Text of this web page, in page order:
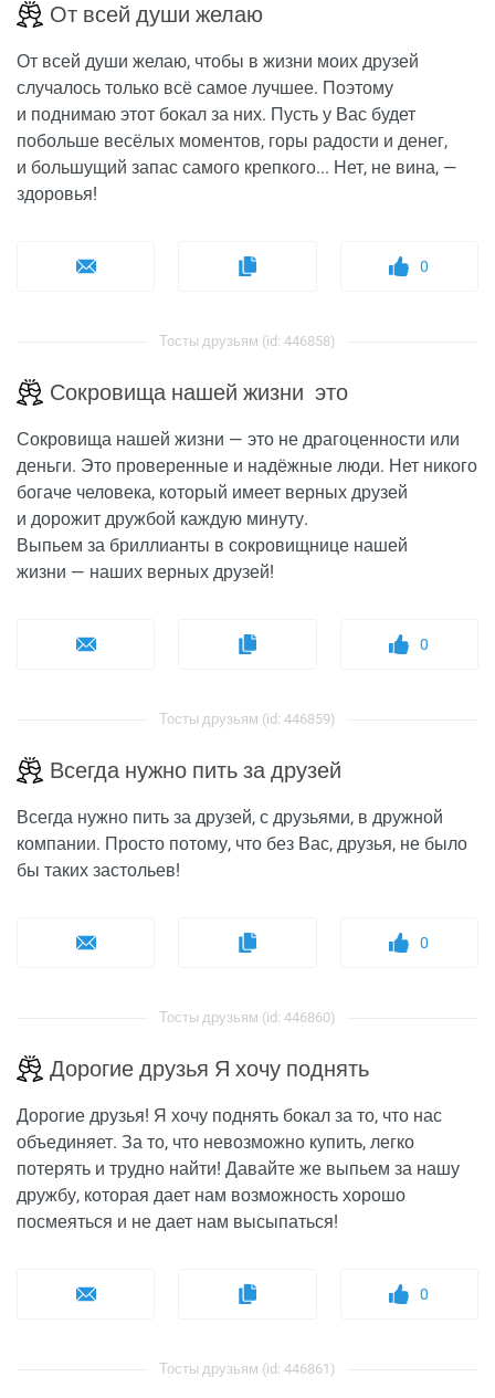
От всей души желаю
От всей души желаю, чтобы в жизни моих друзей
случалось только всё самое лучшее. Поэтому
и поднимаю этот бокал за них. Пусть у Вас будет
побольше весёлых моментов, горы радости и денег,
и большущий запас самого крепкого... Нет, не вина, —
здоровья!
0
Тосты друзьям (id: 446858)
Сокровища нашей жизни это
Сокровища нашей жизни — это не драгоценности или
деньги. Это проверенные и надёжные люди. Нет никого
богаче человека, который имеет верных друзей
и дорожит дружбой каждую минуту.
Выпьем за бриллианты в сокровищнице нашей
жизни — наших верных друзей!
0
Тосты друзьям (id: 446859)
Всегда нужно пить за друзей
Всегда нужно пить за друзей, с друзьями, в дружной
компании. Просто потому, что без Вас, друзья, не было
бы таких застольев!
0
Тосты друзьям (id: 446860)
Дорогие друзья Я хочу поднять
Дорогие друзья! Я хочу поднять бокал за то, что нас
объединяет. За то, что невозможно купить, легко
потерять и трудно найти! Давайте же выпьем за нашу
дружбу, которая дает нам возможность хорошо
посмеяться и не дает нам высыпаться!
0
Тосты друзьям (id: 446861)